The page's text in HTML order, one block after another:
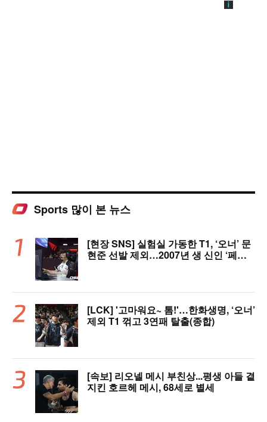
Sports 많이 본 뉴스
[현장 SNS] 실험실 가동한 T1, ‘오너’ 문
현준 선발 제외…2007년 생 신인 ‘페인
[LCK] '고마워요~ 톰!'…한화생명, ‘오너’
제외 T1 꺾고 3연패 탈출(종합)
[속보] 리오넬 메시 부친상...평생 아들 곁
지킨 호르헤 메시, 68세로 별세